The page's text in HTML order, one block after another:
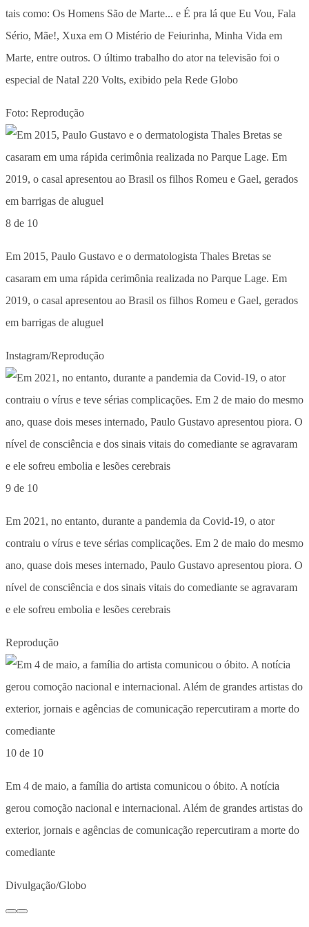
tais como: Os Homens São de Marte... e É pra lá que Eu Vou, Fala
Sério, Mãe!, Xuxa em O Mistério de Feiurinha, Minha Vida em
Marte, entre outros. O último trabalho do ator na televisão foi o
especial de Natal 220 Volts, exibido pela Rede Globo
Foto: Reprodução
8 de 10
Em 2015, Paulo Gustavo e o dermatologista Thales Bretas se
casaram em uma rápida cerimônia realizada no Parque Lage. Em
2019, o casal apresentou ao Brasil os filhos Romeu e Gael, gerados
em barrigas de aluguel
Instagram/Reprodução
9 de 10
Em 2021, no entanto, durante a pandemia da Covid-19, o ator
contraiu o vírus e teve sérias complicações. Em 2 de maio do mesmo
ano, quase dois meses internado, Paulo Gustavo apresentou piora. O
nível de consciência e dos sinais vitais do comediante se agravaram
e ele sofreu embolia e lesões cerebrais
Reprodução
10 de 10
Em 4 de maio, a família do artista comunicou o óbito. A notícia
gerou comoção nacional e internacional. Além de grandes artistas do
exterior, jornais e agências de comunicação repercutiram a morte do
comediante
Divulgação/Globo